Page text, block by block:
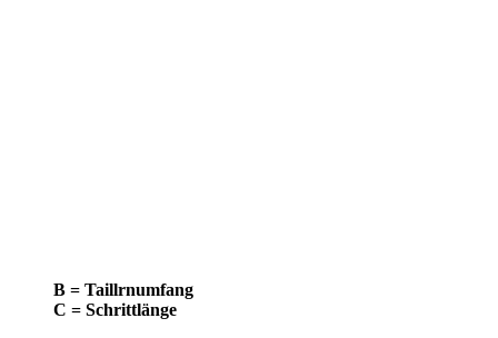
B = Taillrnumfang
C = Schrittlänge